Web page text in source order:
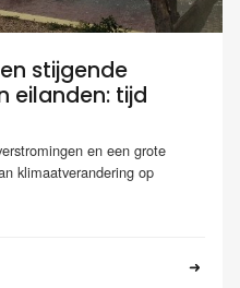
stijgende
eilanden: tijd
en een grote
klimaatverandering op